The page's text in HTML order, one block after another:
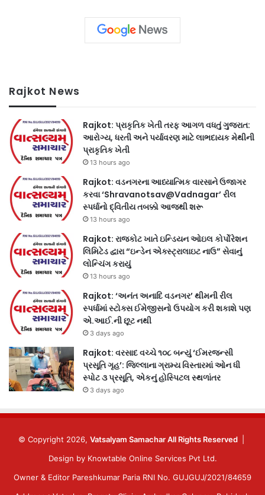
Rajkot News
Rajkot: પ્રાકૃતિક ખેતી તરફ આગળ વધતું ગુજરાત:
આરોગ્ય, ધરતી અને પર્યાવરણ માટે લાભદાયક મેથીની
પ્રાકૃતિક ખેતી
13 hours ago
Rajkot: વડનગરના આધ્યાત્મિક વારસાને ઉજાગર
કરવા ‘Shravanotsav@Vadnagar’ રીલ
સ્પર્ધાનો દ્વિતીય તબક્કો આજથી શરૂ
13 hours ago
Rajkot: રાજકોટ ખાતે ઇન્ડિયન ઓઇલ કોર્પોરેશન
લિમિટેડ દ્વારા “ઇન્ડેન એક્સ્ટ્રાલાઇટ નાઉ” સેવાનું
લોન્ચિંગ કરાયું
13 hours ago
Rajkot: ‘અનંત અનાદિ વડનગર’ થીમની રીલ
સ્પર્ધામાં સ્ટોક્સ ઈમેજીસનો ઉપયોગ કરી શકાશે પણ
એ.આઈ.ની છૂટ નથી
3 days ago
Rajkot: વરસાદ વચ્ચે ૧૦૮ બન્યું ‘ઈમરજન્સી
પ્રસૂતિ ગૃહ’: જિલ્લાના ગ્રામ્ય વિસ્તારમાં ઓન ધી
સ્પોટ ૩ પ્રસૂતિ, એકનું હોસ્પિટલ સ્થળાંતર
3 days ago
© Copyright 2026, Vatsalyam Samachar All Rights Reserved
Design by Knowtable Online Services Pvt Ltd.
Owner & Editor Pareshkumar Paria RNI No. GUJGUJ/2021/84659